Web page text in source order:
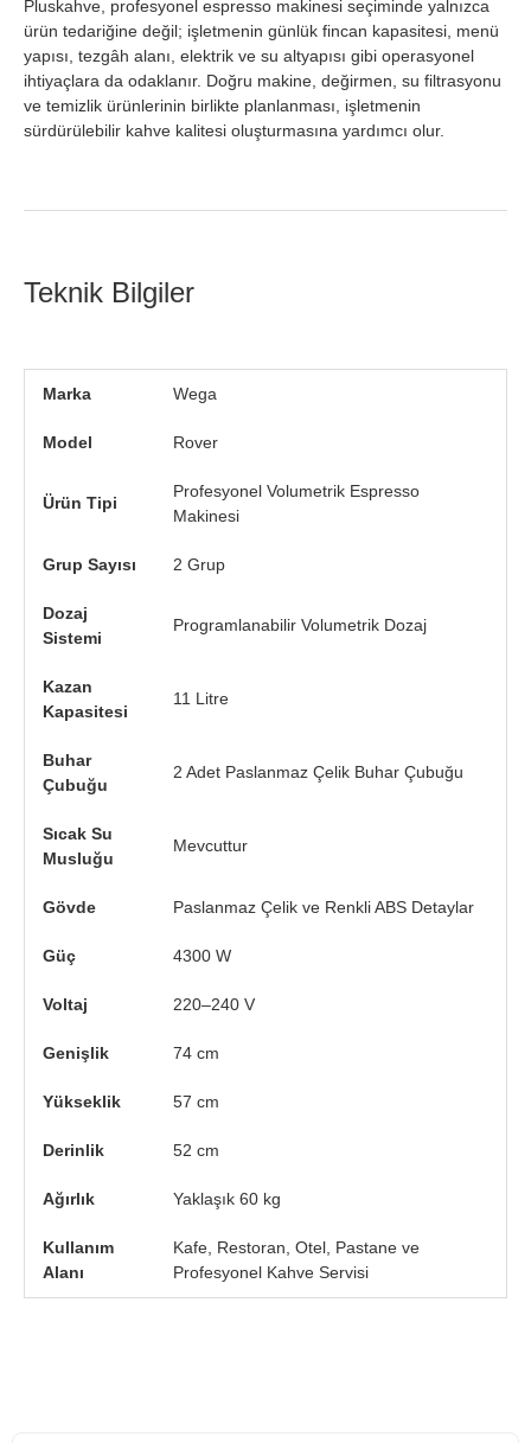
Pluskahve, profesyonel espresso makinesi seçiminde yalnızca
ürün tedariğine değil; işletmenin günlük fincan kapasitesi, menü
yapısı, tezgâh alanı, elektrik ve su altyapısı gibi operasyonel
ihtiyaçlara da odaklanır. Doğru makine, değirmen, su filtrasyonu
ve temizlik ürünlerinin birlikte planlanması, işletmenin
sürdürülebilir kahve kalitesi oluşturmasına yardımcı olur.
Teknik Bilgiler
Marka Wega
Model Rover
Ürün Tipi
Profesyonel Volumetrik Espresso
Makinesi
Grup Sayısı 2 Grup
Dozaj
Sistemi
Programlanabilir Volumetrik Dozaj
Kazan
Kapasitesi
11 Litre
Buhar
Çubuğu
2 Adet Paslanmaz Çelik Buhar Çubuğu
Sıcak Su
Musluğu
Mevcuttur
Gövde Paslanmaz Çelik ve Renkli ABS Detaylar
Güç 4300 W
Voltaj 220–240 V
Genişlik 74 cm
Yükseklik 57 cm
Derinlik 52 cm
Ağırlık Yaklaşık 60 kg
Kullanım
Alanı
Kafe, Restoran, Otel, Pastane ve
Profesyonel Kahve Servisi